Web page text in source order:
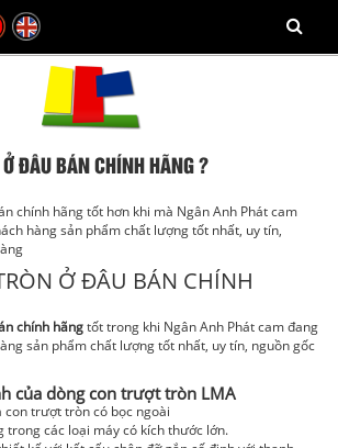
Ở ĐÂU BÁN CHÍNH HÃNG ?
chính hãng tốt hơn khi mà Ngân Anh Phát cam
hàng sản phẩm chất lượng tốt nhất, uy tín,
Ở ĐÂU BÁN CHÍNH
chính hãngtốt trong khi Ngân Anh Phát cam đang
sản phẩm chất lượng tốt nhất, uy tín, nguồn gốc
của dòng con trượt tròn LMA
trượt tròn có bọc ngoài
trong các loại máy có kích thước lớn.